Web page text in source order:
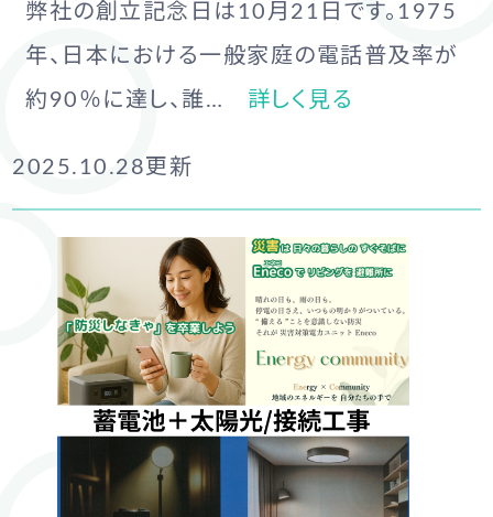
弊社の創立記念日は10月21日です。1975
年、日本における一般家庭の電話普及率が
約90％に達し、誰…
詳しく見る
2025.10.28更新